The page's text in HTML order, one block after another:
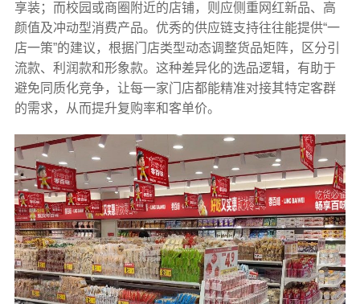
享装；而校园或商圈附近的店铺，则应侧重网红新品、高
颜值及冲动型消费产品。优秀的供应链支持往往能提供“一
店一策”的建议，根据门店类型动态调整货品矩阵，区分引
流款、利润款和形象款。这种差异化的选品逻辑，有助于
避免同质化竞争，让每一家门店都能精准对接其特定客群
的需求，从而提升复购率和客单价。